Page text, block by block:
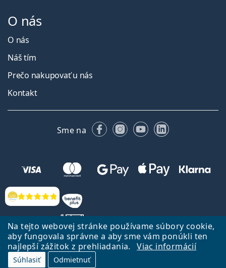
Na tejto webovej stránke používame súbory cookie,
aby fungovala správne a aby sme vám ponúkli ten
najlepší zážitok z prehliadania.
Viac informácií
Súhlasiť Odmietnuť
Hodnotenia
O nás
O nás
Náš tím
Prečo nakupovať u nás
Kontakt
Sme na FacebookuInstagrame
YouTubeLinkedIn
Späť na Úvodnu stránku